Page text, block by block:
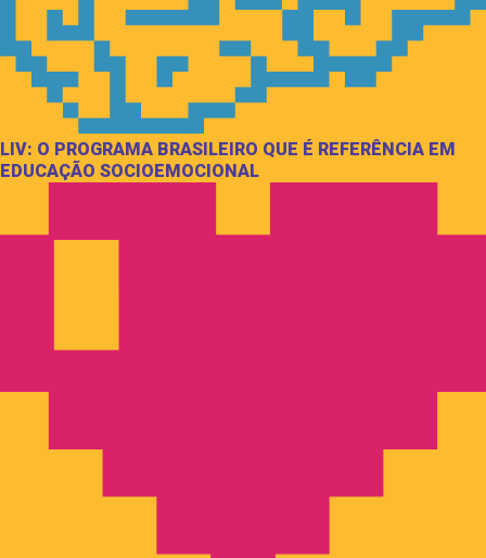
LIV: O PROGRAMA BRASILEIRO QUE É REFERÊNCIA EM
EDUCAÇÃO SOCIOEMOCIONAL